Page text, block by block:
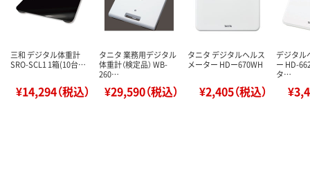
三和 デジタル体重計
SRO-SCL1 1箱(10台…
¥14,294（税込）
タニタ 業務用デジタル
体重計（検定品） WB-
260…
¥29,590（税込）
タニタ デジタルヘルス
メーター HDー670WH
¥2,405（税込）
デジタル
ー HD-
タ…